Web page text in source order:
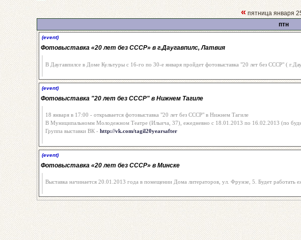
«пятница января
птн
(event)
Фотовыставка «20 лет без СССР» в г.Даугавпилс, Латвия
В Даугавпилсе в Доме Культуры с 16-го по 30-е января пройдет фотовыставка "20 лет без СССР" (
(event)
Фотовыставка "20 лет без СССР" в Нижнем Тагиле
18 января в 17:00 - открывается фотовыставка "20 лет без СССР" в Нижнем Тагиле
В Муниципальномм Молодежном Театре (Ильича, 37), ежедневно с 18.01.2013 по 16.02.2013 (по
Группа выставки ВК - http://vk.com/tagil20yearsafter
(event)
Фотовыставка «20 лет без СССР» в Минске
Выставка начинается 20.01.2013 года в помещении Дома литераторов, ул. Фрунзе, 5. Будет